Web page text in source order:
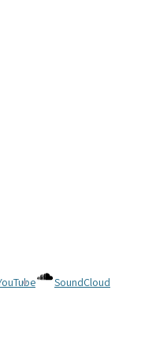
SoundCloud